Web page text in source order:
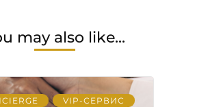
may also like...
VIP-СЕРВИС